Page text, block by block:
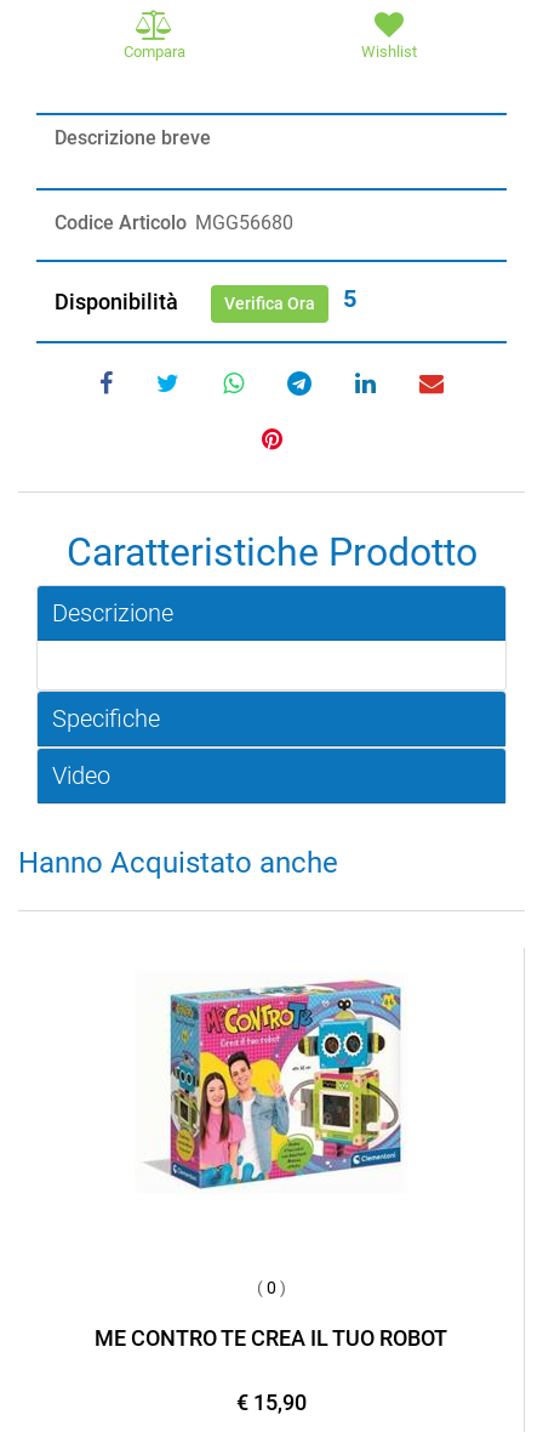
Compara Wishlist
Descrizione breve
Codice Articolo MGG56680
Disponibilità Verifica Ora 5
Caratteristiche Prodotto
Descrizione
Specifiche
Video
Hanno Acquistato anche
(0 )
ME CONTRO TE CREA IL TUO ROBOT
€ 15,90